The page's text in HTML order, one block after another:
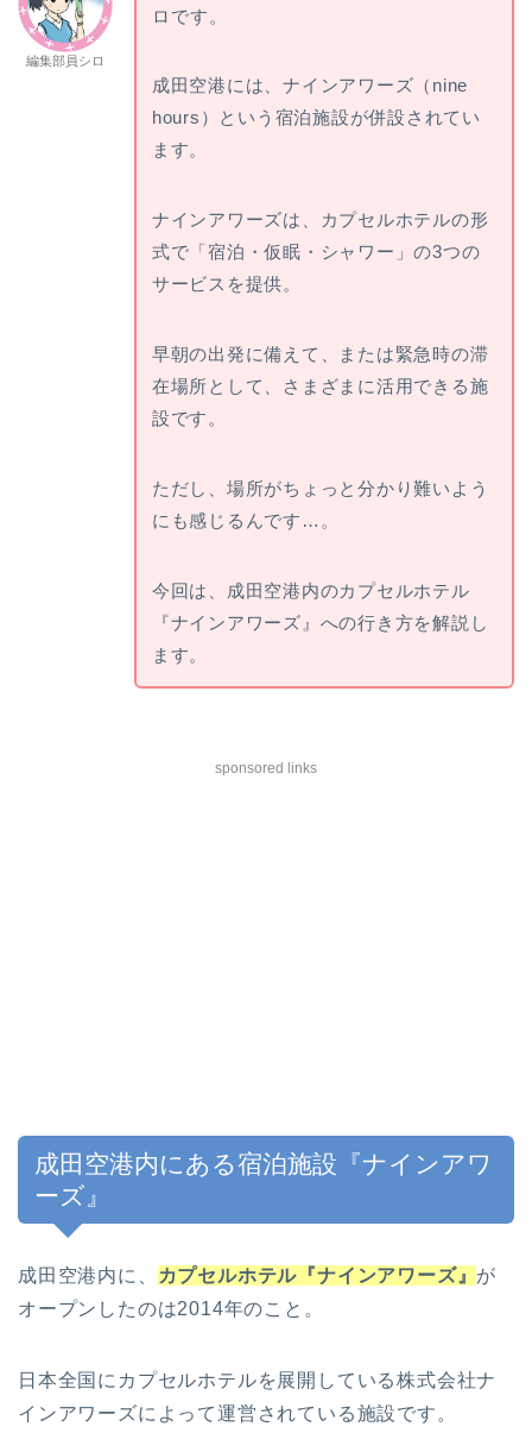
編集部員シロ
ロです。
成田空港には、ナインアワーズ（nine
hours）という宿泊施設が併設されてい
ます。
ナインアワーズは、カプセルホテルの形
式で「宿泊・仮眠・シャワー」の3つの
サービスを提供。
早朝の出発に備えて、または緊急時の滞
在場所として、さまざまに活用できる施
設です。
ただし、場所がちょっと分かり難いよう
にも感じるんです…。
今回は、成田空港内のカプセルホテル
『ナインアワーズ』への行き方を解説し
ます。
sponsored links
成田空港内にある宿泊施設『ナインアワ
ーズ』
成田空港内に、 カプセルホテル『ナインアワーズ』 が
オープンしたのは2014年のこと。
日本全国にカプセルホテルを展開している株式会社ナ
インアワーズによって運営されている施設です。